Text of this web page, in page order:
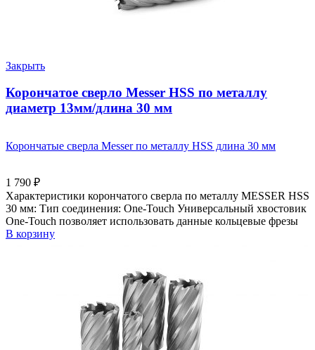
Закрыть
Корончатое сверло Messer HSS по металлу
диаметр 13мм/длина 30 мм
Корончатые сверла Messer по металлу HSS длина 30 мм
1 790 ₽
Характеристики корончатого сверла по металлу MESSER HSS
30 мм: Тип соединения: One-Touch Универсальный хвостовик
Оne-Touch позволяет использовать данные кольцевые фрезы
В корзину